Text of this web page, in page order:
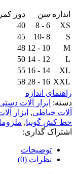
اندازه سن دور کمر
XS
6 - 8
40
S
8 -10
45
M
10 - 12
48
L
12 - 14
50
XL
14 - 16
55
XXL
16 - 28
58
راهنمای اندازه
دسته: ابزار آلات
آلات خیاطی, ابزار
خط کش گونیا,
اشتراک گذاری:
توضیحات
نظرات (0)